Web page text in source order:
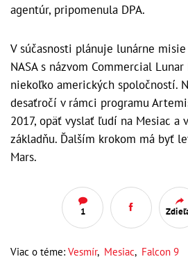
agentúr, pripomenula DPA.
V súčasnosti plánuje lunárne
NASA s názvom Commercial
niekoľko amerických spoločností.
desaťročí v rámci programu
2017, opäť vyslať ľudí na Mesiac a
základňu. Ďalším krokom má byť
Mars.
1
Viac o téme: Vesmír, Mesiac, Falcon 9